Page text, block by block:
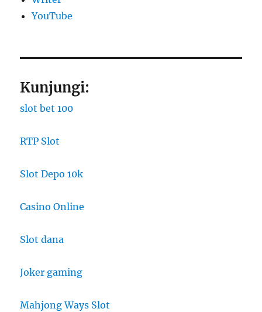
YouTube
Kunjungi:
slot bet 100
RTP Slot
Slot Depo 10k
Casino Online
Slot dana
Joker gaming
Mahjong Ways Slot